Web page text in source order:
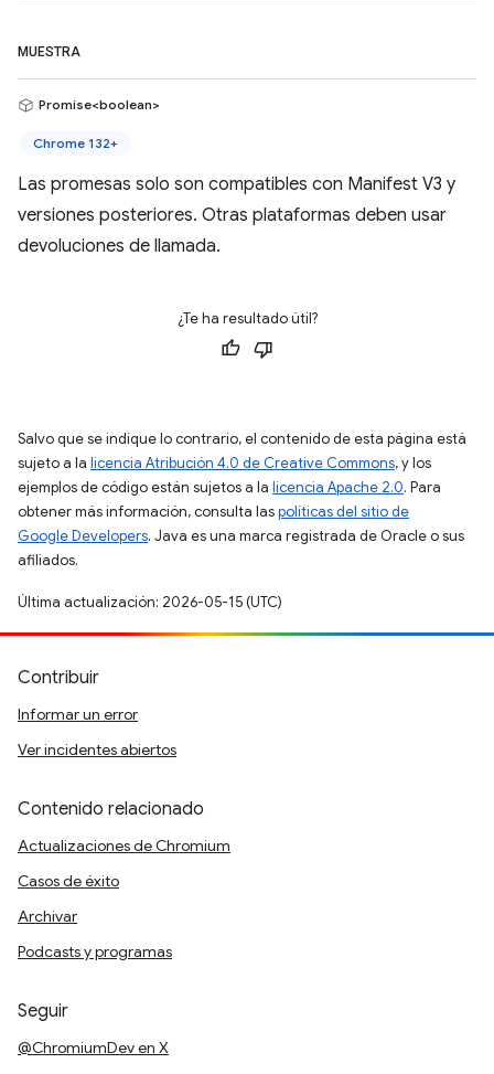
MUESTRA
Promise<boolean>
Chrome 132+
Las promesas solo son compatibles con Manifest V3 y
versiones posteriores. Otras plataformas deben usar
devoluciones de llamada.
¿Te ha resultado útil?
Salvo que se indique lo contrario, el contenido de esta página está
sujeto a la licencia Atribución 4.0 de Creative Commons, y los
ejemplos de código están sujetos a la licencia Apache 2.0. Para
obtener más información, consulta laspolíticas del sitio de
Google Developers. Java es una marca registrada de Oracle o sus
afiliados.
Última actualización: 2026-05-15 (UTC)
Contribuir
Informar un error
Ver incidentes abiertos
Contenido relacionado
Actualizaciones de Chromium
Casos de éxito
Archivar
Podcasts y programas
Seguir
@ChromiumDev en X